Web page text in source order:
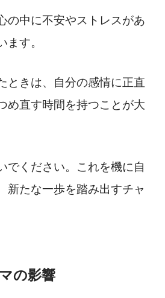
の中に不安やストレスがあ
ます。
ときは、自分の感情に正直
め直す時間を持つことが大
でください。これを機に自
新たな一歩を踏み出すチャ
の影響